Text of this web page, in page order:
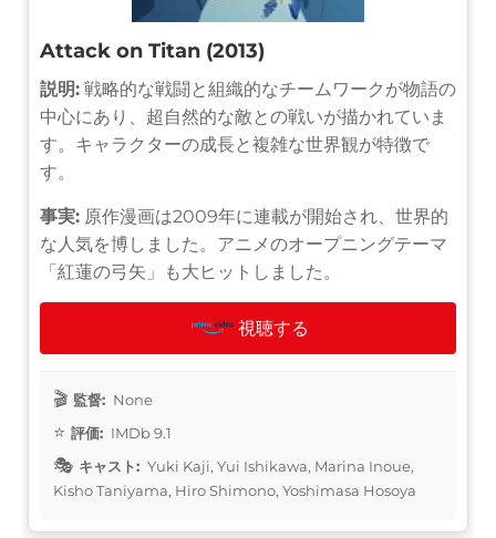
Attack on Titan (2013)
説明: 戦略的な戦闘と組織的なチームワークが物語の
中心にあり、超自然的な敵との戦いが描かれていま
す。キャラクターの成長と複雑な世界観が特徴で
す。
事実: 原作漫画は2009年に連載が開始され、世界的
な人気を博しました。アニメのオープニングテーマ
「紅蓮の弓矢」も大ヒットしました。
視聴する
監督: None
評価: IMDb 9.1
キャスト: Yuki Kaji, Yui Ishikawa, Marina Inoue,
Kisho Taniyama, Hiro Shimono, Yoshimasa Hosoya